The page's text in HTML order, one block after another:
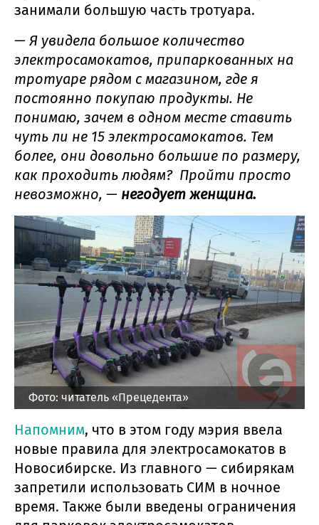
занимали большую часть тротуара.
— Я увидела большое количество
электросамокатов, припаркованных на
тротуаре рядом с магазином, где я
постоянно покупаю продукты. Не
понимаю, зачем в одном месте ставить
чуть ли не 15 электросамокатов. Тем
более, они довольно большие по размеру,
как проходить людям? Пройти просто
невозможно, — негодует женщина.
Фото: читатель «Прецедента»
Напомним, что в этом году мэрия ввела
новые правила для электросамокатов в
Новосибирске. Из главного — сибирякам
запретили использовать СИМ в ночное
время. Также были введены ограничения